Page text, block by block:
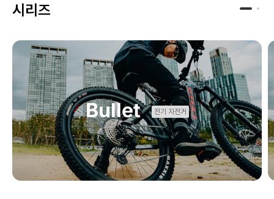
시리즈
Bullet 전기 자전거